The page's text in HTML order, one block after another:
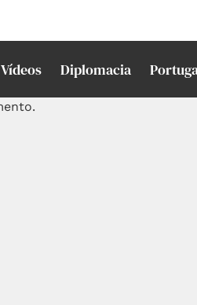
Vídeos Diplomacia